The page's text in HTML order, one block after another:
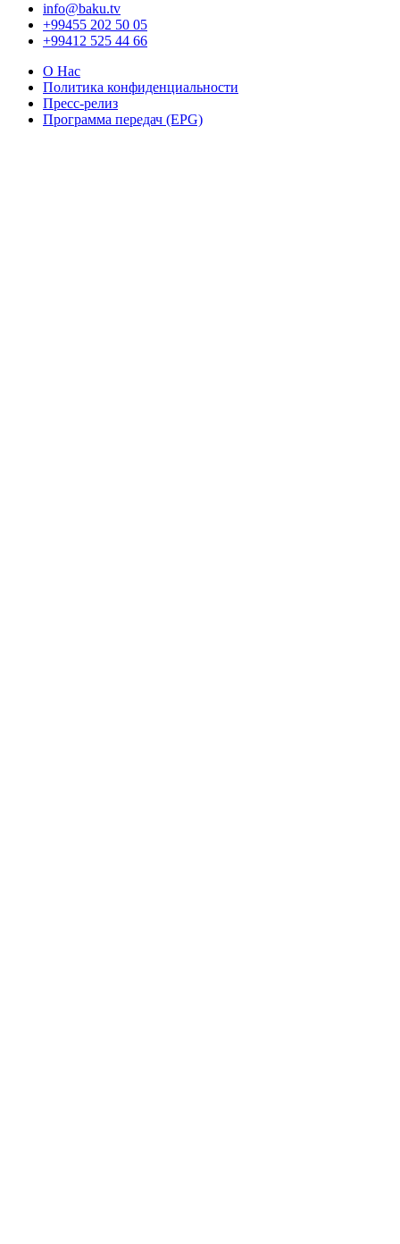
info@baku.tv
+99455 202 50 05
+99412 525 44 66
О Нас
Политика конфиденциальности
Пресс-релиз
Программа передач (EPG)